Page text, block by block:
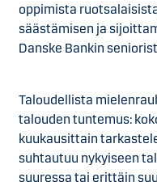
oppimista
säästämisen ja
Danske Bankin
Taloudellista
talouden tuntemus:
kuukausittain
suhtautuu nykyiseen
suuressa tai erittäin